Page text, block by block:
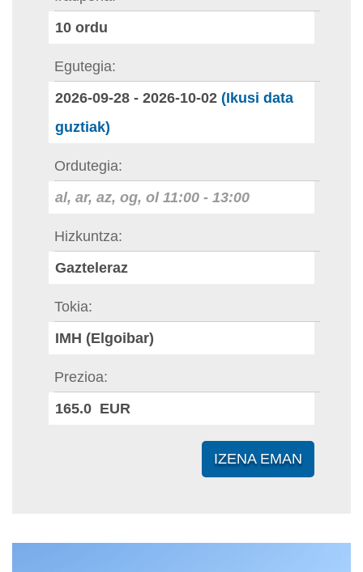
10 ordu
Egutegia
2026-09-28 - 2026-10-02 (Ikusi data
guztiak)
Ordutegia
al, ar, az, og, ol 11:00 - 13:00
Hizkuntza
Gazteleraz
Tokia
IMH (Elgoibar)
Prezioa
165.0 EUR
IZENA EMAN